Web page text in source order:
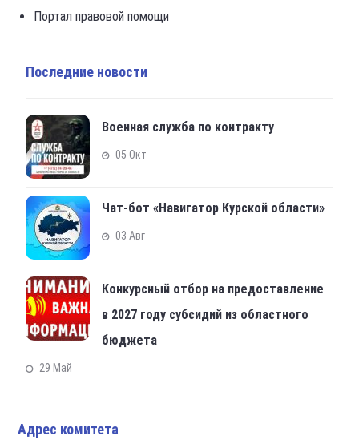
Портал правовой помощи
Последние новости
Военная служба по контракту
05 Окт
Чат-бот «Навигатор Курской области»
03 Авг
Конкурсный отбор на предоставление
в 2027 году субсидий из областного
бюджета
29 Май
Адрес комитета